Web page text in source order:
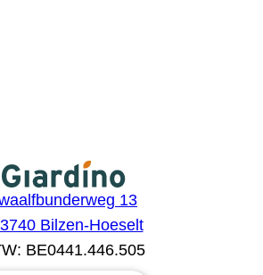
13
Bilzen-Hoeselt
BE0441.446.505